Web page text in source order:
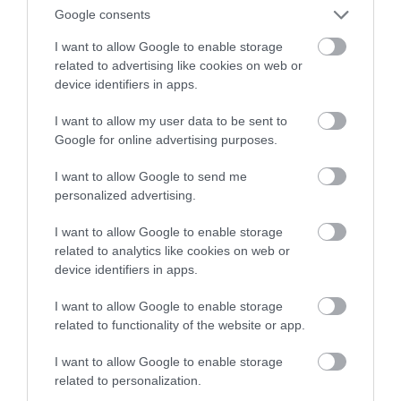
Google consents
I want to allow Google to enable storage
related to advertising like cookies on web or
device identifiers in apps.
I want to allow my user data to be sent to
Google for online advertising purposes.
I want to allow Google to send me
personalized advertising.
I want to allow Google to enable storage
related to analytics like cookies on web or
device identifiers in apps.
I want to allow Google to enable storage
related to functionality of the website or app.
I want to allow Google to enable storage
related to personalization.
νόμιμο της προσπάθειας […]
Πράσινο φως από την Ε.Ε για δυο καλαμπόκια
της Μονσάντο
Εγκρίθηκε από την Ευρωπαϊκή Επιτροπή η εισαγωγή και
κυκλοφορία στην αγορά δύο μειγμάτων γενετικά
τροποποιημένου καλαμποκιού. Στους 51 ανέρχονται πλέον οι
ΕΕ. Η Ευρωπαϊκή Επιτροπή έδωσε την Τετάρτη (06/11) το
πράσινο φως για την εισαγωγή και την κυκλοφορία στην
07.11.2013 18:14